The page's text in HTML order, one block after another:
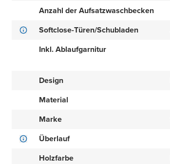
Anzahl der Aufsatzwaschbecken
Softclose-Türen/Schubladen
Inkl. Ablaufgarnitur
Design
Material
Marke
Überlauf
Holzfarbe